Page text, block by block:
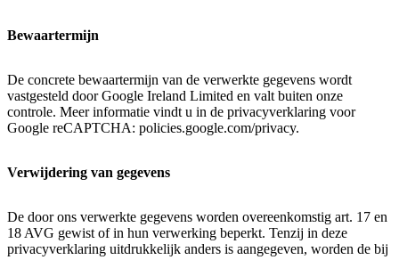
Bewaartermijn
De concrete bewaartermijn van de verwerkte gegevens wordt
vastgesteld door Google Ireland Limited en valt buiten onze
controle. Meer informatie vindt u in de privacyverklaring voor
Google reCAPTCHA: policies.google.com/privacy.
Verwijdering van gegevens
De door ons verwerkte gegevens worden overeenkomstig art. 17 en
18 AVG gewist of in hun verwerking beperkt. Tenzij in deze
privacyverklaring uitdrukkelijk anders is aangegeven, worden de bij